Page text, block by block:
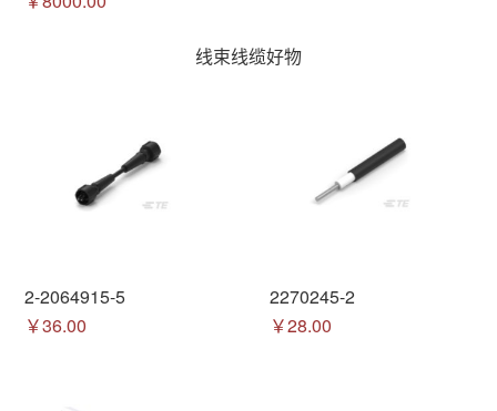
线束线缆好物
2-2064915-5
￥36.00
2270245-2
￥28.00